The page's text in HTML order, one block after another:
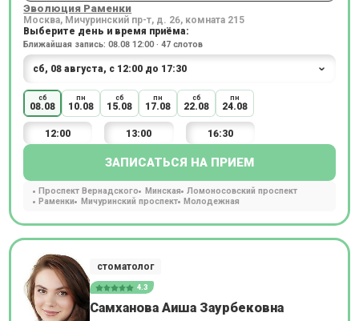
Эволюция Раменки
Москва, Мичуринский пр-т, д. 26, комната 215
Выберите день и время приёма:
Ближайшая запись: 08.08 12:00 · 47 слотов
сб
08.08
пн
10.08
сб
15.08
пн
17.08
сб
22.08
пн
24.08
12:00 13:00 16:30
ЗАПИСАТЬСЯ НА ПРИЕМ
Проспект Вернадского Минская
Ломоносовский проспект
Раменки
Мичуринский проспект Молодежная
стоматолог
4.3
Самханова Аиша Заурбековна